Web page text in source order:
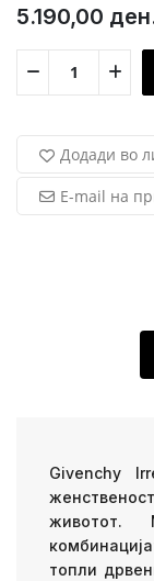
5.190,00
Додади во
E-mail на
Givenchy
животот.
топли